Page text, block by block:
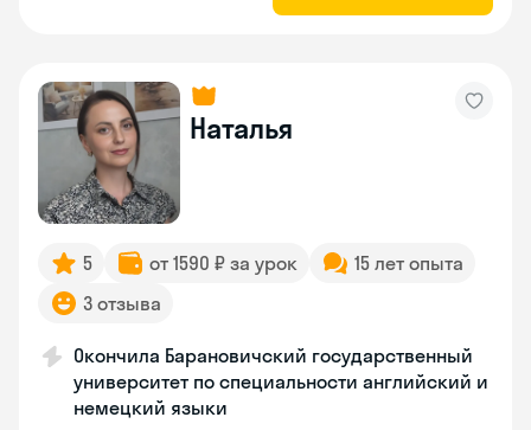
Наталья
5 от 1590 ₽ за урок
15 лет опыта
3 отзыва
Окончила Барановичский государственный
университет по специальности английский и
немецкий языки